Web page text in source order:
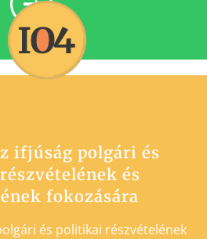
ifjúság polgári és
és
fokozására
és politikai részvételének